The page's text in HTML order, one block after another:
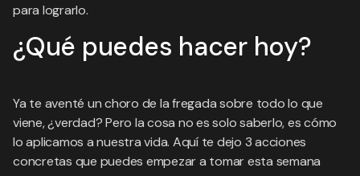
para lograrlo.
¿Qué puedes hacer hoy?
Ya te aventé un choro de la fregada sobre todo lo que
viene, ¿verdad? Pero la cosa no es solo saberlo, es cómo
lo aplicamos a nuestra vida. Aquí te dejo 3 acciones
concretas que puedes empezar a tomar esta semana